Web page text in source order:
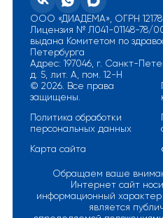
ООО «ДИАДЕМА», ОГРН
Лицензия № Л041-01148-78/
выдана Комитетом по
Петербурга
Адрес: 197046, г. Санкт-
д. 5, лит. А, пом. 12-Н
© 2026. Все права
защищены.
Политика обработки
персональных данных
Карта сайта
Обращаем ваше
Интернет сайт
информационный
является